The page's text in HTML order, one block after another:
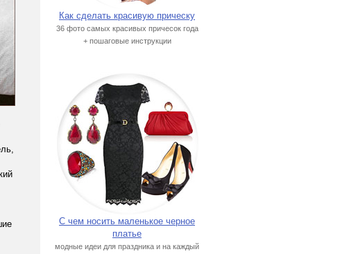
Как сделать красивую прическу
36 фото самых красивых причесок года
+ пошаговые инструкции
С чем носить маленькое черное
платье
модные идеи для праздника и на каждый